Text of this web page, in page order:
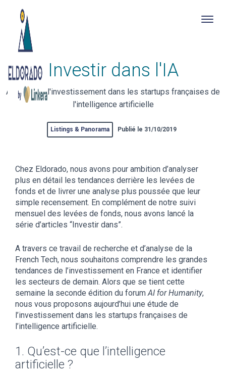
main
content
Investir dans l'IA
Analyse de l'investissement dans les startups françaises de
l'intelligence artificielle
Listings & Panorama Publié le 31/10/2019
Chez Eldorado, nous avons pour ambition d’analyser
plus en détail les tendances derrière les levées de
fonds et de livrer une analyse plus poussée que leur
simple recensement. En complément de notre suivi
mensuel des levées de fonds, nous avons lancé la
série d’articles “Investir dans”.
A travers ce travail de recherche et d’analyse de la
French Tech, nous souhaitons comprendre les grandes
tendances de l’investissement en France et identifier
les secteurs de demain. Alors que se tient cette
semaine la seconde édition du forumAI for Humanity,
nous vous proposons aujourd’hui une étude de
l’investissement dans les startups françaises de
l’intelligence artificielle.
1. Qu’est-ce que l’intelligence
artificielle ?